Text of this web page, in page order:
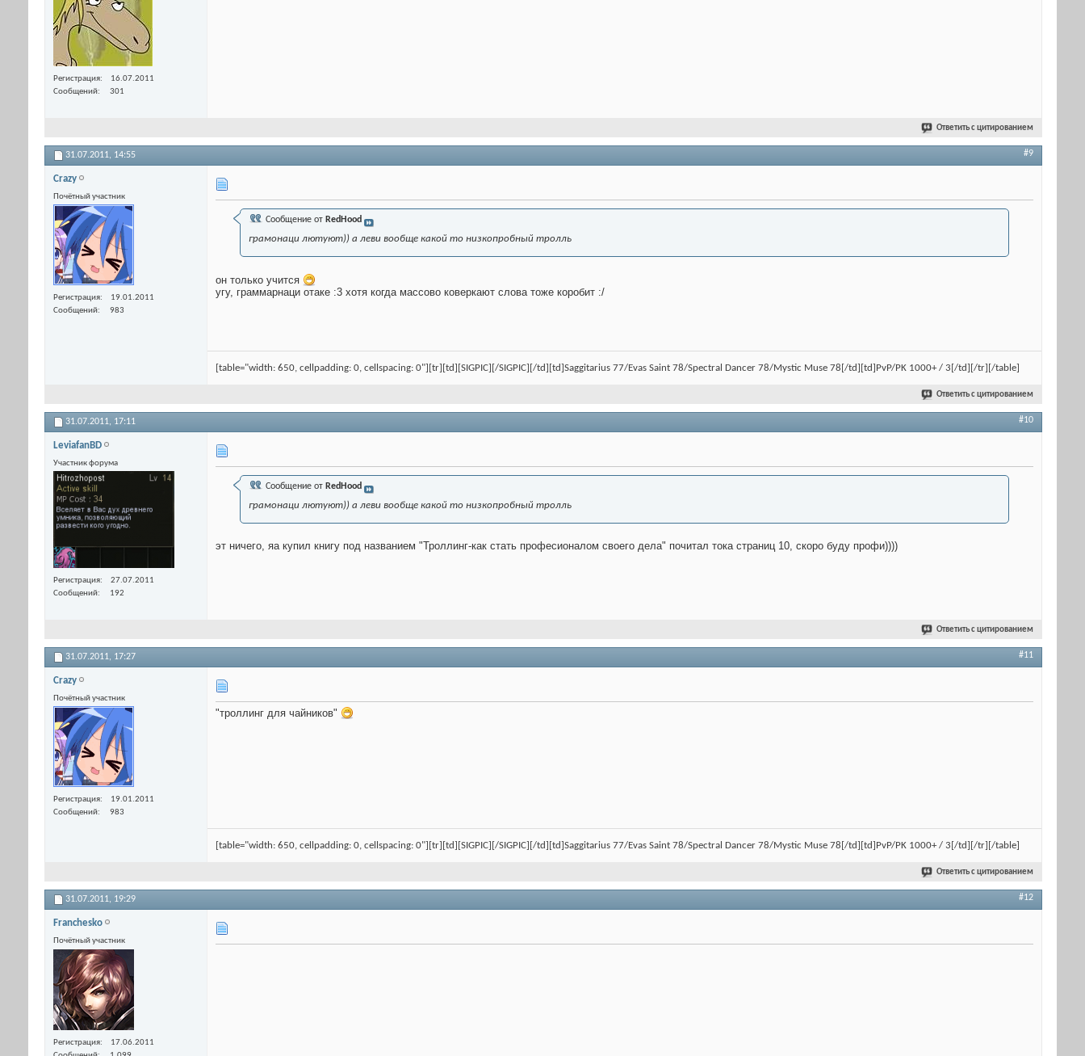
Регистрация
16.07.2011
Сообщений
301
Ответить с цитированием
31.07.2011, 14:55 #9
Crazy
Почётный участник
Регистрация
19.01.2011
Сообщений
983
Сообщение от RedHood
грамонаци лютуют)) а леви вообще какой то низкопробный тролль
он только учится
угу, граммарнаци отаке :3 хотя когда массово коверкают слова тоже коробит :/
[table="width: 650, cellpadding: 0, cellspacing: 0"][tr][td][SIGPIC][/SIGPIC][/td][td]Saggitarius 77/Evas Saint 78/Spectral Dancer 78/Mystic Muse 78[/td][td]PvP/PK 1000+ / 3[/td][/tr][/table]
Ответить с цитированием
31.07.2011, 17:11 #10
LeviafanBD
Участник форума
Регистрация
27.07.2011
Сообщений
192
Сообщение от RedHood
грамонаци лютуют)) а леви вообще какой то низкопробный тролль
эт ничего, яа купил книгу под названием "Троллинг-как стать професионалом своего дела" почитал тока страниц 10, скоро буду профи))))
Ответить с цитированием
31.07.2011, 17:27 #11
Crazy
Почётный участник
Регистрация
19.01.2011
Сообщений
983
"троллинг для чайников"
[table="width: 650, cellpadding: 0, cellspacing: 0"][tr][td][SIGPIC][/SIGPIC][/td][td]Saggitarius 77/Evas Saint 78/Spectral Dancer 78/Mystic Muse 78[/td][td]PvP/PK 1000+ / 3[/td][/tr][/table]
Ответить с цитированием
31.07.2011, 19:29 #12
Franchesko
Почётный участник
Регистрация
17.06.2011